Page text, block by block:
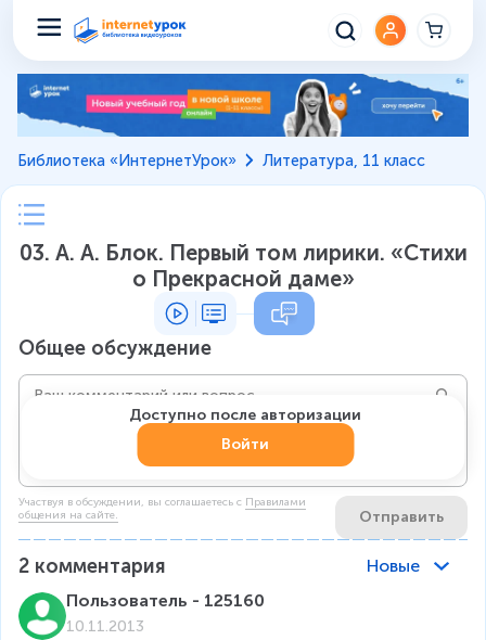
Библиотека «ИнтернетУрок» Литература, 11 класс
03. А. А. Блок. Первый том лирики. «Стихи
о Прекрасной даме»
Общее обсуждение
Участвуя в обсуждении, вы соглашаетесь c Правилами
общения на сайте.
Отправить
Доступно после авторизации
Войти
2 комментария
Новые
Пользователь - 125160
10.11.2013